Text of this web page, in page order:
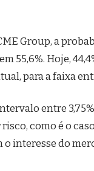
Group, a
55,6%. Hoje,
para a faixa
entre
como é o
interesse do